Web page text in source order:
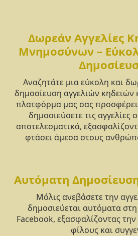
Δωρεάν Αγγελίες
Μνημοσύνων –
Αναζητάτε μια εύκολη και
δημοσίευση αγγελιών
πλατφόρμα μας σας
δημοσιεύσετε τις αγγελίες
αποτελεσματικά,
φτάσει άμεσα στους
Αυτόματη
Μόλις ανεβάσετε την
δημοσιεύεται αυτόματα
Facebook, εξασφαλίζοντας
φίλους και